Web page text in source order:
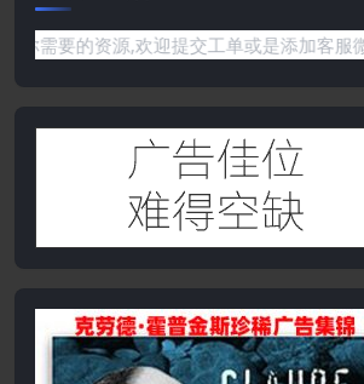
要的资源,欢迎提交工单或是添加客服微